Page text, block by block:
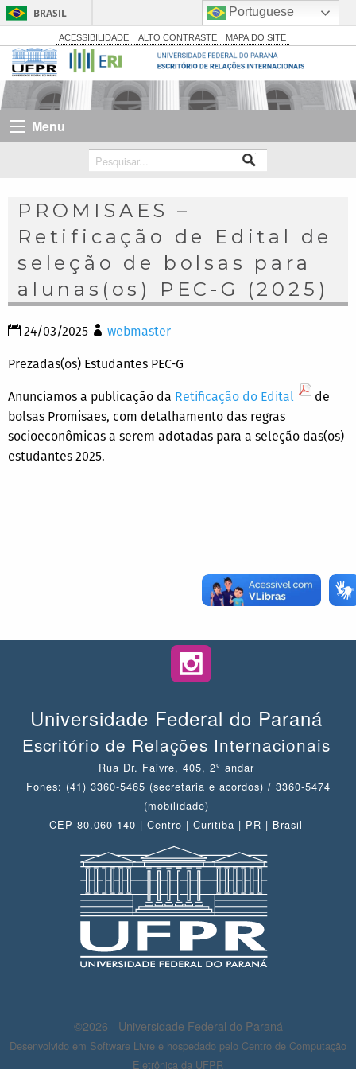
BRASIL
Simplifique!
Comunica BR
Participe
Legislação
Canais
ACESSIBILIDADE ALTO CONTRASTE MAPA DO SITE
Menu
PROMISAES –
Retificação de Edital de
seleção de bolsas para
alunas(os) PEC-G (2025)
24/03/2025 webmaster
Prezadas(os) Estudantes PEC-G
Anunciamos a publicação da Retificação do Edital
de
bolsas Promisaes, com detalhamento das regras
socioeconômicas a serem adotadas para a seleção das(os)
estudantes 2025.
Universidade Federal do Paraná
Escritório de Relações Internacionais
Rua Dr. Faivre, 405, 2º andar
Fones: (41) 3360-5465 (secretaria e acordos) / 3360-5474
(mobilidade)
CEP 80.060-140 | Centro | Curitiba | PR | Brasil
©2026 - Universidade Federal do Paraná
Desenvolvido em Software Livre e hospedado pelo Centro de Computação
Eletrônica da UFPR
Portuguese